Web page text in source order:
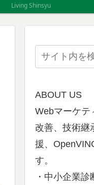
Living Shinsyu
ABOUT US
Webマーケテ
改善、技術継
援、
す。
・中小企業診